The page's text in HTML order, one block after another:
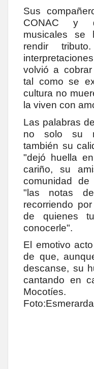
Sus
CONAC y
musicales se
rendir
volvió a
tal como se
cultura no
la viven con
Las palabras
no solo su
también su
"dejó huella
cariño, su
comunidad
"las notas
recorriendo
de quienes
conocerle".
El emotivo
de que,
descanse, su
cantando en
Mocotíes.